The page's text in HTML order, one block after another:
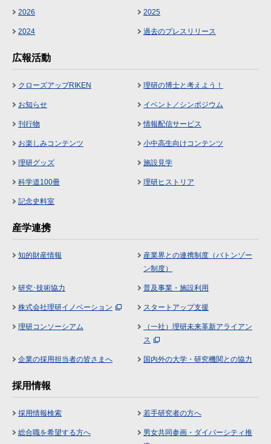
2026 2025
2024 過去のプレスリリース
広報活動
クローズアップRIKEN 理研の博士と考えよう！
お知らせ イベント／シンポジウム
刊行物 情報配信サービス
お楽しみコンテンツ 小中高生向けコンテンツ
理研グッズ 施設見学
科学道100冊 理研ヒストリア
記念史料室
産学連携
知的財産情報
産業界との連携制度（バトンゾー
ン制度）
研究･技術協力 普及事業・施設利用
株式会社理研イノベーション スタートアップ支援
理研コンソーシアム
（一社）理研未来革新アライアン
ス
企業の採用担当者の皆さまへ 国内外の大学・研究機関との協力
採用情報
採用情報検索 若手研究者の方へ
総合職を希望する方へ
男女共同参画・ダイバーシティ推